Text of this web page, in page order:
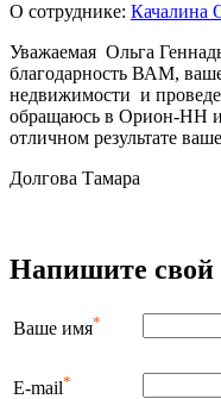
О сотруднике: Качалина
Уважаемая Ольга
благодарность ВАМ,
недвижимости и
обращаюсь в Орион-НН и
отличном результате
Долгова Тамара
Напишите свой
Ваше имя*
E-mail*